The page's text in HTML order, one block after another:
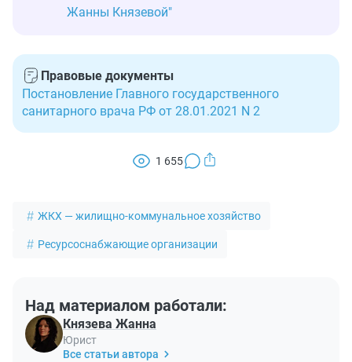
Жанны Князевой"
Правовые документы
Постановление Главного государственного
санитарного врача РФ от 28.01.2021 N 2
1 655
ЖКХ — жилищно-коммунальное хозяйство
Ресурсоснабжающие организации
Над материалом работали:
Князева Жанна
Юрист
Все статьи автора